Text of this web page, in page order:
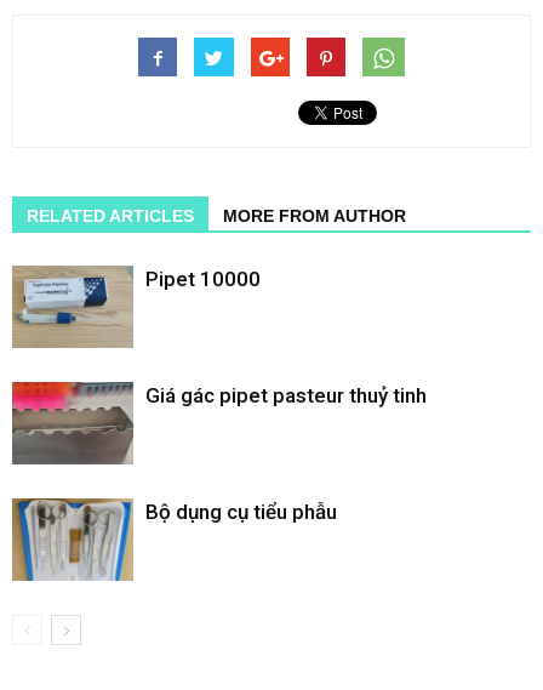
RELATED ARTICLES MORE FROM AUTHOR
Pipet 10000
Giá gác pipet pasteur thuỷ tinh
Bộ dụng cụ tiểu phẫu